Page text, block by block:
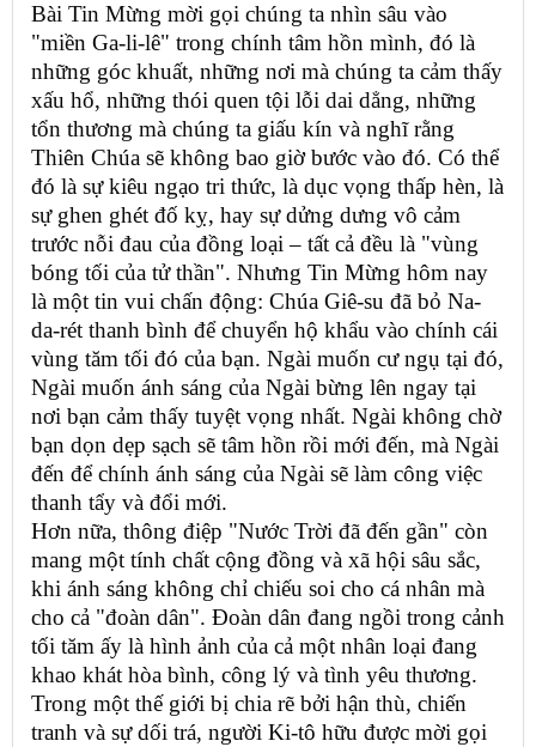
Bài Tin Mừng mời gọi chúng ta nhìn sâu vào
"miền Ga-li-lê" trong chính tâm hồn mình, đó là
những góc khuất, những nơi mà chúng ta cảm thấy
xấu hổ, những thói quen tội lỗi dai dẳng, những
tổn thương mà chúng ta giấu kín và nghĩ rằng
Thiên Chúa sẽ không bao giờ bước vào đó. Có thể
đó là sự kiêu ngạo tri thức, là dục vọng thấp hèn, là
sự ghen ghét đố kỵ, hay sự dửng dưng vô cảm
trước nỗi đau của đồng loại – tất cả đều là "vùng
bóng tối của tử thần". Nhưng Tin Mừng hôm nay
là một tin vui chấn động: Chúa Giê-su đã bỏ Na-
da-rét thanh bình để chuyển hộ khẩu vào chính cái
vùng tăm tối đó của bạn. Ngài muốn cư ngụ tại đó,
Ngài muốn ánh sáng của Ngài bừng lên ngay tại
nơi bạn cảm thấy tuyệt vọng nhất. Ngài không chờ
bạn dọn dẹp sạch sẽ tâm hồn rồi mới đến, mà Ngài
đến để chính ánh sáng của Ngài sẽ làm công việc
thanh tẩy và đổi mới.
Hơn nữa, thông điệp "Nước Trời đã đến gần" còn
mang một tính chất cộng đồng và xã hội sâu sắc,
khi ánh sáng không chỉ chiếu soi cho cá nhân mà
cho cả "đoàn dân". Đoàn dân đang ngồi trong cảnh
tối tăm ấy là hình ảnh của cả một nhân loại đang
khao khát hòa bình, công lý và tình yêu thương.
Trong một thế giới bị chia rẽ bởi hận thù, chiến
tranh và sự dối trá, người Ki-tô hữu được mời gọi